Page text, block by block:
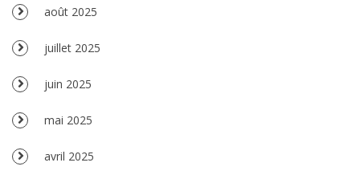
août 2025
juillet 2025
juin 2025
mai 2025
avril 2025